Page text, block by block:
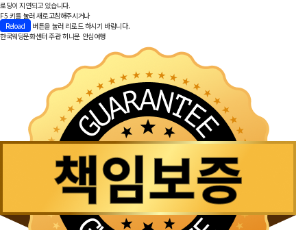
로딩이 지연되고 있습니다.
F5 키를 눌러 새로고침해주시거나
Reload
버튼을 눌러 리로드 하시기 바랍니다.
한국웨딩문화센터 주관허니문 안심여행